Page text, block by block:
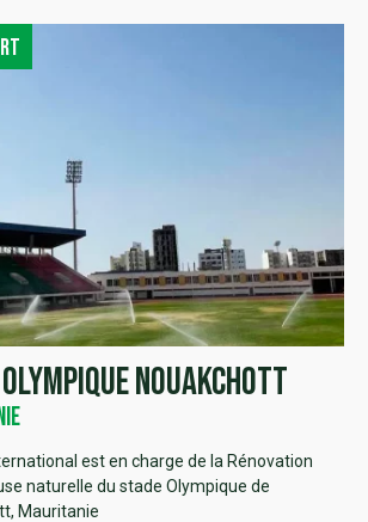
Nouakchott
est en charge de la Rénovation
naturelle du stade Olympique de
Mauritanie